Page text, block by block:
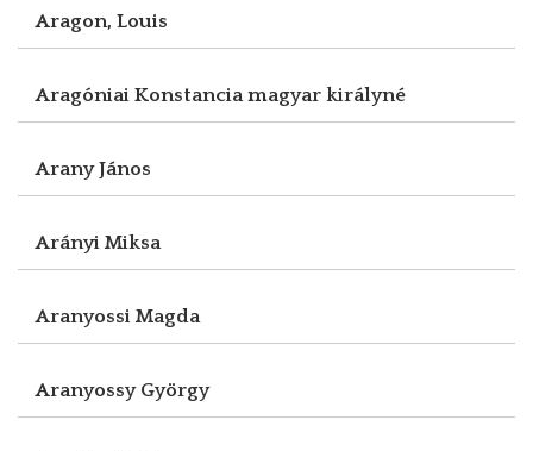
Aragon, Louis
Aragóniai Konstancia magyar királyné
Arany János
Arányi Miksa
Aranyossi Magda
Aranyossy György